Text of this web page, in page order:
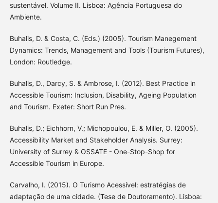
sustentável. Volume II. Lisboa: Agência Portuguesa do
Ambiente.
Buhalis, D. & Costa, C. (Eds.) (2005). Tourism Manegement
Dynamics: Trends, Management and Tools (Tourism Futures),
London: Routledge.
Buhalis, D., Darcy, S. & Ambrose, I. (2012). Best Practice in
Accessible Tourism: Inclusion, Disability, Ageing Population
and Tourism. Exeter: Short Run Pres.
Buhalis, D.; Eichhorn, V.; Michopoulou, E. & Miller, O. (2005).
Accessibility Market and Stakeholder Analysis. Surrey:
University of Surrey & OSSATE - One-Stop-Shop for
Accessible Tourism in Europe.
Carvalho, I. (2015). O Turismo Acessível: estratégias de
adaptação de uma cidade. (Tese de Doutoramento). Lisboa: